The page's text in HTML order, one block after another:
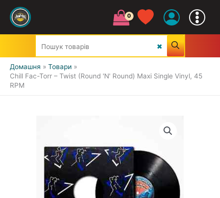
Домашня
Товари
Chill Fac-Torr – Twist (Round 'N' Round) Maxi Single Vinyl, 45
RPM
CLASSIC